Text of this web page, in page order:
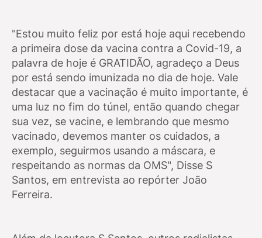
"Estou muito feliz por está hoje aqui recebendo
a primeira dose da vacina contra a Covid-19, a
palavra de hoje é GRATIDÃO, agradeço a Deus
por está sendo imunizada no dia de hoje. Vale
destacar que a vacinação é muito importante, é
uma luz no fim do túnel, então quando chegar
sua vez, se vacine, e lembrando que mesmo
vacinado, devemos manter os cuidados, a
exemplo, seguirmos usando a máscara, e
respeitando as normas da OMS", Disse S
Santos, em entrevista ao repórter João
Ferreira.